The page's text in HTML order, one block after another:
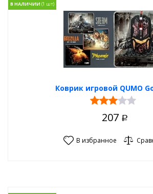
Коврик игровой QUMO
В НАЛИЧИИ
207 Р
В избранное